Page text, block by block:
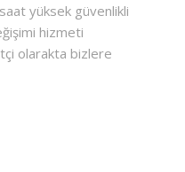
yüksek güvenlikli
hizmeti
olarakta bizlere